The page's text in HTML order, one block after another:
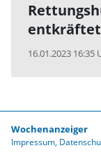
16.01.2023 16:35
Wochenanzeiger
Impressum